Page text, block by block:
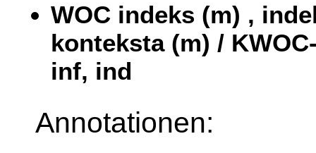
WOC indeks (m) ,
konteksta (m) /
inf, ind
Annotationen: